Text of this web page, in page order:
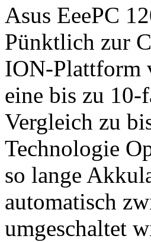
Asus EeePC
Pünktlich zur
ION-Plattform
eine bis zu 10-
Vergleich zu
Technologie
so lange
automatisch
umgeschaltet